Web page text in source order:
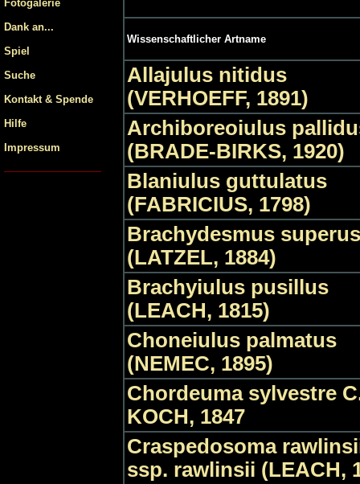
Fotogalerie
Dank an...
Spiel
Suche
Kontakt & Spende
Hilfe
Impressum
Wissenschaftlicher Artname
Allajulus nitidus
(VERHOEFF, 1891)
Archiboreoiulus
(BRADE-BIRKS, 1920)
Blaniulus guttulatus
(FABRICIUS, 1798)
Brachydesmus superus
(LATZEL, 1884)
Brachyiulus pusillus
(LEACH, 1815)
Choneiulus palmatus
(NEMEC, 1895)
Chordeuma sylvestre
KOCH, 1847
Craspedosoma
ssp. rawlinsii (LEACH,